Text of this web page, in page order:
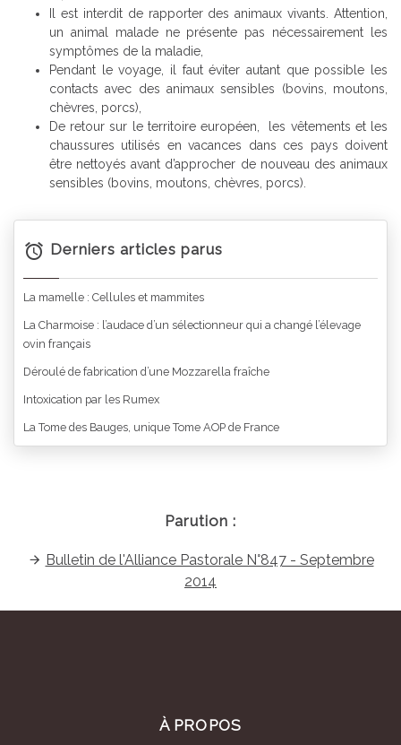
Il est interdit de rapporter des animaux vivants. Attention,
un animal malade ne présente pas nécessairement les
symptômes de la maladie,
Pendant le voyage, il faut éviter autant que possible les
contacts avec des animaux sensibles (bovins, moutons,
chèvres, porcs),
De retour sur le territoire européen, les vêtements et les
chaussures utilisés en vacances dans ces pays doivent
être nettoyés avant d’approcher de nouveau des animaux
sensibles (bovins, moutons, chèvres, porcs).
Derniers articles parus
La mamelle : Cellules et mammites
La Charmoise : l’audace d’un sélectionneur qui a changé l’élevage
ovin français
Déroulé de fabrication d’une Mozzarella fraîche
Intoxication par les Rumex
La Tome des Bauges, unique Tome AOP de France
Parution :
Bulletin de l'Alliance Pastorale N°847 - Septembre
2014
À PROPOS